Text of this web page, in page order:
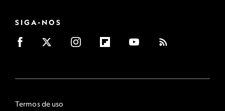
SIGA-NOS
Termos de uso